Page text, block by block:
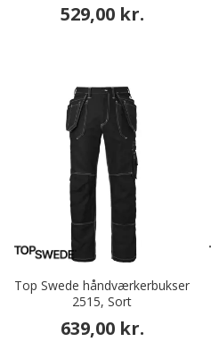
529,00 kr.
Top Swede håndværkerbukser
2515, Sort
639,00 kr.